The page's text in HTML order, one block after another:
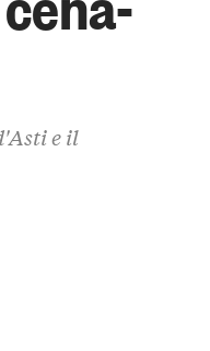
e il